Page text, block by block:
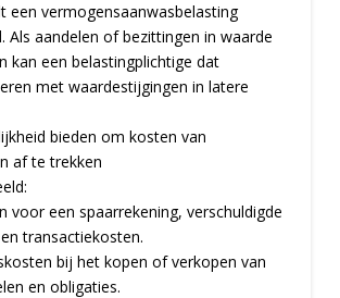
een vermogensaanwasbelasting
Als aandelen of bezittingen in waarde
kan een belastingplichtige dat
met waardestijgingen in latere
bieden om kosten van
af te trekken
voor een spaarrekening, verschuldigde
transactiekosten.
bij het kopen of verkopen van
en obligaties.